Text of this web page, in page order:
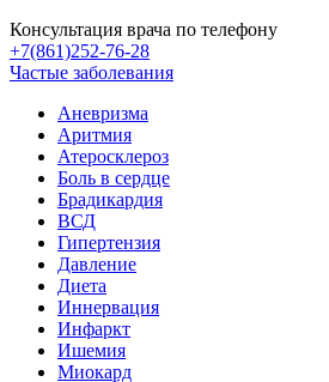
Консультация врача по телефону
+7(861)252-76-28
Частые заболевания
Аневризма
Аритмия
Атеросклероз
Боль в сердце
Брадикардия
ВСД
Гипертензия
Давление
Диета
Иннервация
Инфаркт
Ишемия
Миокард